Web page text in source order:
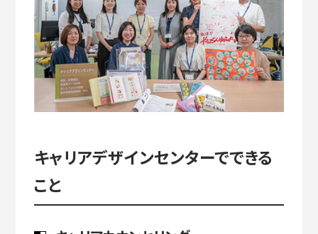
キャリアデザインセンターでできる
こと